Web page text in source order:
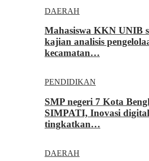
DAERAH
Mahasiswa KKN UNIB
kajian analisis
kecamatan…
PENDIDIKAN
SMP negeri 7 Kota
SIMPATI, Inovasi
tingkatkan…
DAERAH